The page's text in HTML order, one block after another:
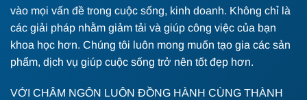
vào mọi vấn đề trong cuộc sống, kinh doanh. Không chỉ là
các giải pháp nhằm giảm tải và giúp công việc của bạn
khoa học hơn. Chúng tôi luôn mong muốn tạo gia các sản
phẩm, dịch vụ giúp cuộc sống trở nên tốt đẹp hơn.
VỚI CHÂM NGÔN LUÔN ĐỒNG HÀNH CÙNG THÀNH